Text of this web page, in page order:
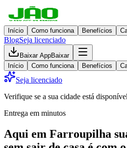
Início Como funciona Benefícios
BlogSeja licenciado
Baixar AppBaixar
Início
Como funciona Benefícios
Seja licenciado
Verifique se a sua cidade está
Entrega em minutos
Aqui em Farroupilha